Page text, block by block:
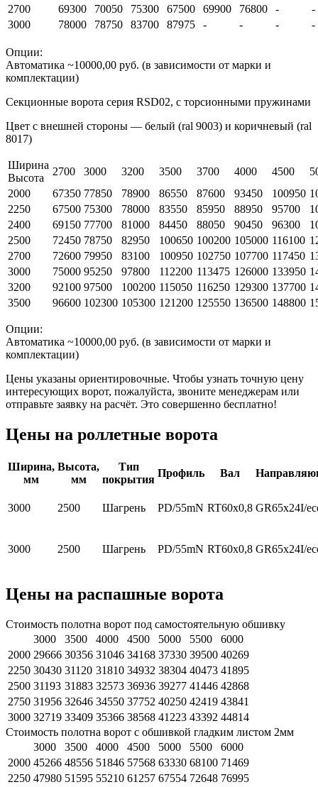
2700
69300 70050 75300 67500 69900 76800 -
-
3000
78000 78750 83700 87975 - - - -
Опции:
Автоматика ~10000,00 руб. (в зависимости от марки и
комплектации)
Секционные ворота серия RSD02, с торсионными пружинами
Цвет с внешней стороны — белый (ral 9003) и коричневый (ral
8017)
Ширина
Высота
2700 3000 3200 3500 3700 4000 4500
2000
67350 77850 78900 86550 87600 93450 100950
2250
67500 75300 78000 83550 85950 88950 95700
2400
69150 77700 81000 84450 88050 90450 96300
2500
72450 78750 82950 100650 100200 105000 116100
2700
72600 79950 83100 100950 102750 107700 117450
3000
75000 95250 97800 112200 113475 126000 133950
3200
92100 97500 100200 115050 116250 129300 137700
3500
96600 102300 105300 121200 125550 136500 148800
Опции:
Автоматика ~10000,00 руб. (в зависимости от марки и
комплектации)
Цены указаны ориентировочные. Чтобы узнать точную цену
интересующих ворот, пожалуйста, звоните менеджерам или
отправьте заявку на расчёт. Это совершенно бесплатно!
Цены на роллетные ворота
Ширина,
мм
Высота,
мм
Тип
покрытия
Профиль Вал
3000 2500 Шагрень PD/55mN RT60x0,8 GR65x24I/
3000 2500 Шагрень PD/55mN RT60x0,8 GR65x24I/
Цены на распашные ворота
Стоимость полотна ворот под самостоятельную обшивку
3000
3500 4000 4500 5000 5500
6000
2000 29666 30356 31046 34168 37330 39500 40269
2250 30430 31120 31810 34932 38304 40473 41895
2500 31193 31883 32573 36936 39277 41446 42868
2750 31956 32646 34550 37752 40250 42419 43841
3000 32719 33409 35366 38568 41223 43392 44814
Стоимость полотна ворот с обшивкой гладким листом 2мм
3000
3500 4000 4500 5000 5500
6000
2000 45266 48556 51846 57568 63330 68100 71469
2250 47980 51595 55210 61257 67554 72648 76995